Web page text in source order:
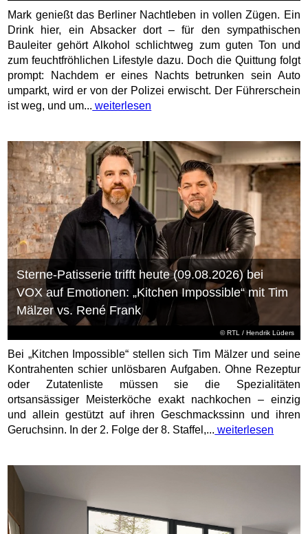
Mark genießt das Berliner Nachtleben in vollen Zügen. Ein
Drink hier, ein Absacker dort – für den sympathischen
Bauleiter gehört Alkohol schlichtweg zum guten Ton und
zum feuchtfröhlichen Lifestyle dazu. Doch die Quittung folgt
prompt: Nachdem er eines Nachts betrunken sein Auto
umparkt, wird er von der Polizei erwischt. Der Führerschein
ist weg, und um... weiterlesen
©RTL / Hendrik Lüders
Sterne-Patisserie trifft heute (09.08.2026) bei
VOX auf Emotionen: „Kitchen Impossible“ mit Tim
Mälzer vs. René Frank
Bei „Kitchen Impossible“ stellen sich Tim Mälzer und seine
Kontrahenten schier unlösbaren Aufgaben. Ohne Rezeptur
oder Zutatenliste müssen sie die Spezialitäten
ortsansässiger Meisterköche exakt nachkochen – einzig
und allein gestützt auf ihren Geschmackssinn und ihren
Geruchsinn. In der 2. Folge der 8. Staffel,... weiterlesen